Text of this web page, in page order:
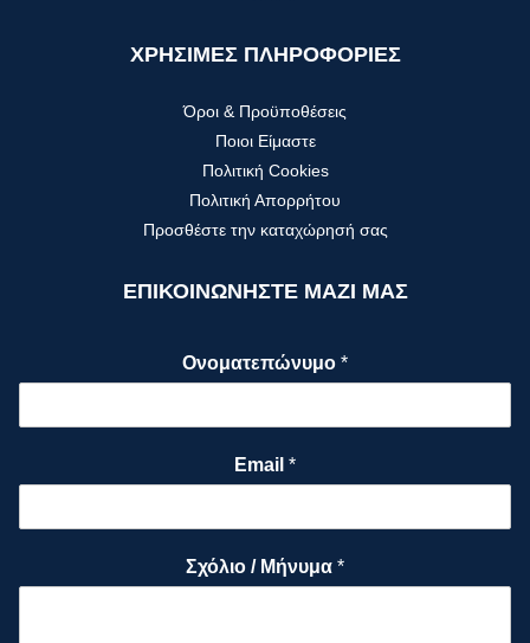
ΧΡΗΣΙΜΕΣ ΠΛΗΡΟΦΟΡΙΕΣ
Όροι & Προϋποθέσεις
Ποιοι Είμαστε
Πολιτική Cookies
Πολιτική Απορρήτου
Προσθέστε την καταχώρησή σας
ΕΠΙΚΟΙΝΩΝΗΣΤΕ ΜΑΖΙ ΜΑΣ
Ονοματεπώνυμο *
Email *
Σχόλιο / Μήνυμα *